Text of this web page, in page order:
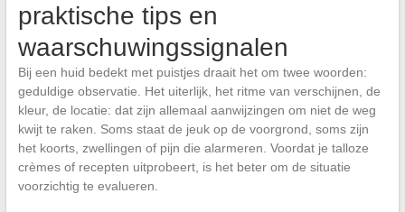
praktische tips en
waarschuwingssignalen
Bij een huid bedekt met puistjes draait het om twee woorden:
geduldige observatie. Het uiterlijk, het ritme van verschijnen, de
kleur, de locatie: dat zijn allemaal aanwijzingen om niet de weg
kwijt te raken. Soms staat de jeuk op de voorgrond, soms zijn
het koorts, zwellingen of pijn die alarmeren. Voordat je talloze
crèmes of recepten uitprobeert, is het beter om de situatie
voorzichtig te evalueren.